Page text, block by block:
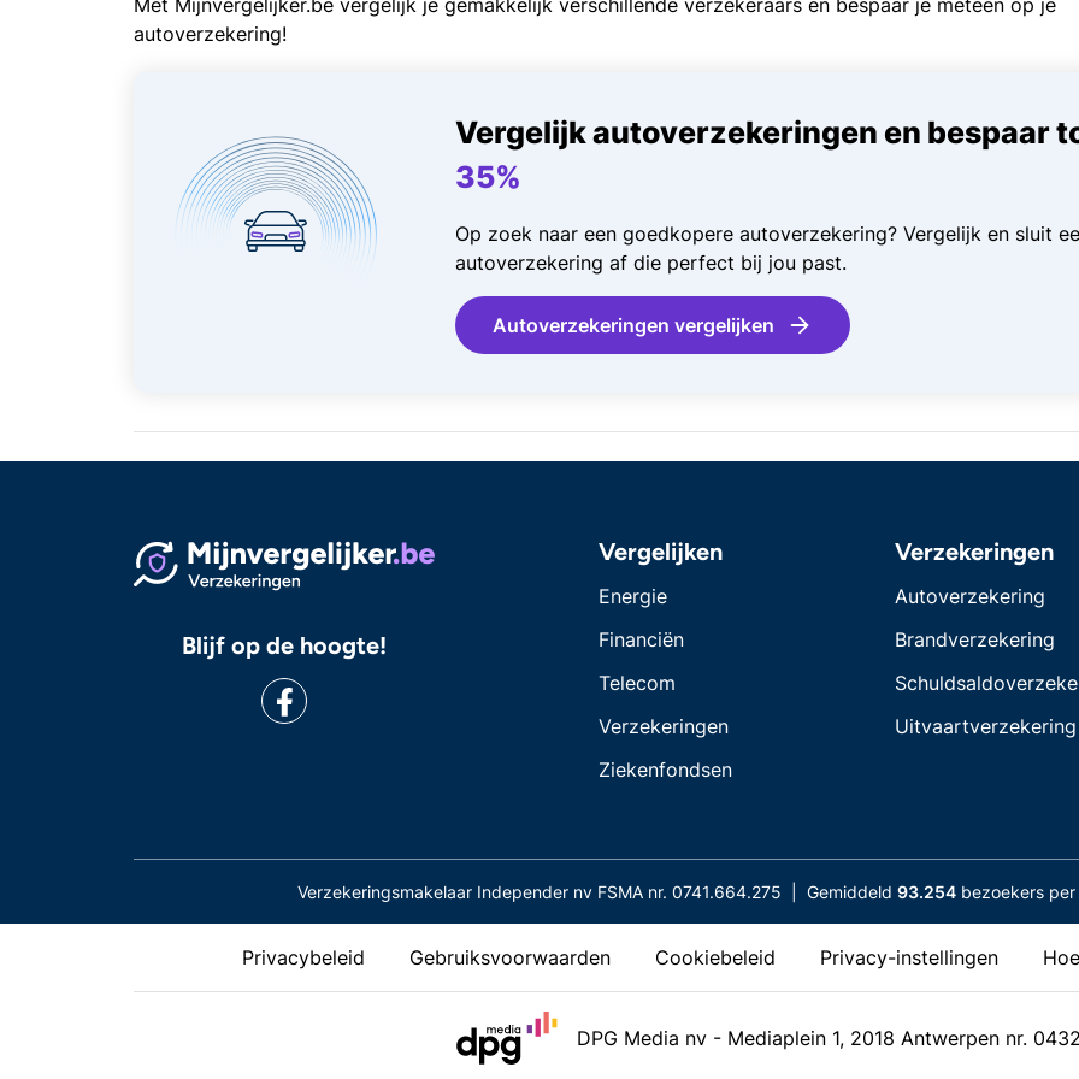
autoverzekering!
Vergelijk autoverzekeringen en bespaar
35%
Op zoek naar een goedkopere autoverzekering? Vergelijk en sluit
autoverzekering af die perfect bij jou past.
Autoverzekeringen vergelijken
Blijf op de hoogte!
Vergelijken
Energie
Financiën
Telecom
Verzekeringen
Ziekenfondsen
Verzekeringen
Autoverzekering
Brandverzekering
Uitvaartverzekering
Verzekeringsmakelaar Independer nv FSMA nr. 0741.664.275 | Gemiddeld 93.254 bezoekers
Privacybeleid Gebruiksvoorwaarden Cookiebeleid Privacy-instellingen
DPG Media nv - Mediaplein 1, 2018 Antwerpen nr.